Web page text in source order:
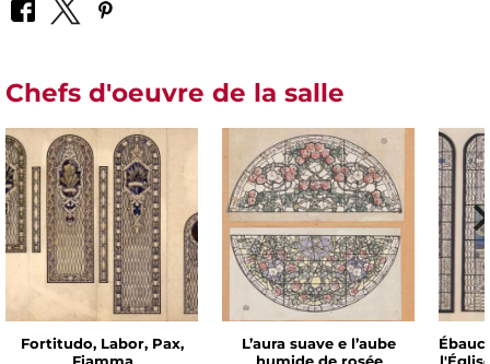
Chefs d'oeuvre de la salle
Fortitudo, Labor, Pax,
L’aura suave e l’aube